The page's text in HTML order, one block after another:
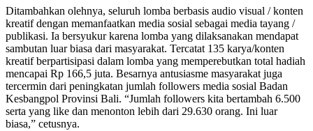
Ditambahkan olehnya, seluruh lomba berbasis audio visual / konten
kreatif dengan memanfaatkan media sosial sebagai media tayang /
publikasi. Ia bersyukur karena lomba yang dilaksanakan mendapat
sambutan luar biasa dari masyarakat. Tercatat 135 karya/konten
kreatif berpartisipasi dalam lomba yang memperebutkan total hadiah
mencapai Rp 166,5 juta. Besarnya antusiasme masyarakat juga
tercermin dari peningkatan jumlah followers media sosial Badan
Kesbangpol Provinsi Bali. “Jumlah followers kita bertambah 6.500
serta yang like dan menonton lebih dari 29.630 orang. Ini luar
biasa,” cetusnya.